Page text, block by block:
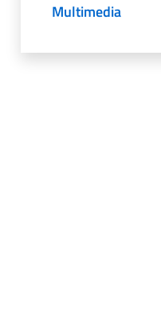
Multimedia